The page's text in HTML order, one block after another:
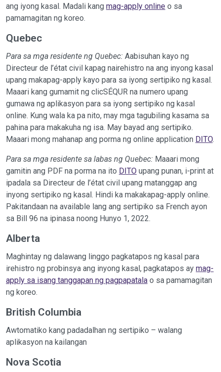
ang iyong kasal. Madali kang mag-apply online o sa
pamamagitan ng koreo.
Quebec
Para sa mga residente ng Quebec: Aabisuhan kayo ng
Directeur de l’état civil kapag nairehistro na ang inyong kasal
upang makapag-apply kayo para sa iyong sertipiko ng kasal.
Maaari kang gumamit ng clicSÉQUR na numero upang
gumawa ng aplikasyon para sa iyong sertipiko ng kasal
online. Kung wala ka pa nito, may mga tagubiling kasama sa
pahina para makakuha ng isa. May bayad ang sertipiko.
Maaari mong mahanap ang porma ng online application DITO.
Para sa mga residente sa labas ng Quebec: Maaari mong
gamitin ang PDF na porma na ito DITO upang punan, i-print at
ipadala sa Directeur de l’état civil upang matanggap ang
inyong sertipiko ng kasal. Hindi ka makakapag-apply online.
Pakitandaan na available lang ang sertipiko sa French ayon
sa Bill 96 na ipinasa noong Hunyo 1, 2022.
Alberta
Maghintay ng dalawang linggo pagkatapos ng kasal para
irehistro ng probinsya ang inyong kasal, pagkatapos ay mag-
apply sa isang tanggapan ng pagpapatala o sa pamamagitan
ng koreo.
British Columbia
Awtomatiko kang padadalhan ng sertipiko – walang
aplikasyon na kailangan
Nova Scotia